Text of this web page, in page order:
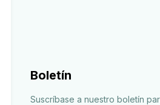
Boletín
Suscríbase a nuestro boletín